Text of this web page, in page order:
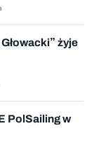
żyje
PolSailing w